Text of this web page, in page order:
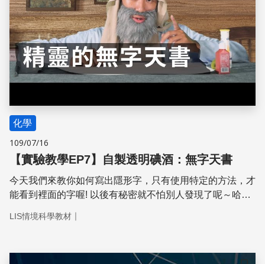
化學
109/07/16
【實驗教學EP7】自製透明碘酒：無字天書
今天我們來教你如何寫出隱形字，只有使用特定的方法，才
能看到裡面的字喔! 以後有秘密就不怕別人發現了呢～哈哈
LIS情境科學教材 ｜